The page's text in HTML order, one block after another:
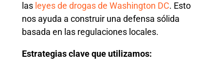
las leyes de drogas de Washington DC. Esto
nos ayuda a construir una defensa sólida
basada en las regulaciones locales.
Estrategias clave que utilizamos: